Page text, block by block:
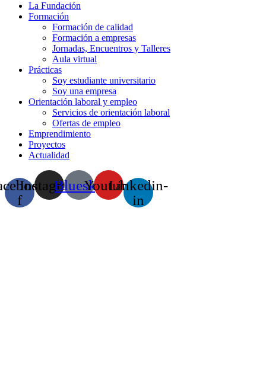
La Fundación
Formación
Formación de calidad
Formación a empresas
Jornadas, Encuentros y Talleres
Aula virtual
Prácticas
Soy estudiante universitario
Soy una empresa
Orientación laboral y empleo
Servicios de orientación laboral
Ofertas de empleo
Emprendimiento
Proyectos
Actualidad
f
InstagramBlueskyYoutubeLinkedin-
in